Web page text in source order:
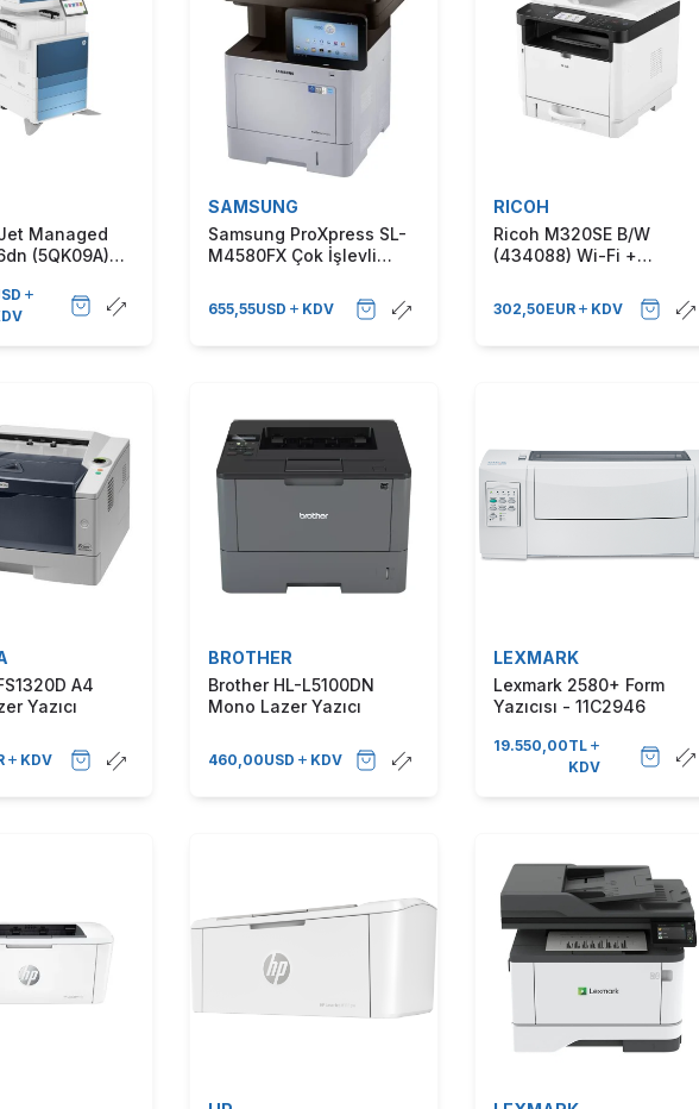
Managed
(5QK09A)
SAMSUNG
Samsung ProXpress SL-
M4580FX Çok İşlevli
655,55USD KDV
RICOH
Ricoh M320SE B/W
(434088) Wi-Fi +
Fonksiyonlu Mono Lazer
Yazıcı
302,50EUR KDV
A4
Yazıcı
KDV
BROTHER
Brother HL-L5100DN
Mono Lazer Yazıcı
460,00USD KDV
LEXMARK
Lexmark 2580+ Form
Yazıcısı - 11C2946
19.550,00TL
KDV